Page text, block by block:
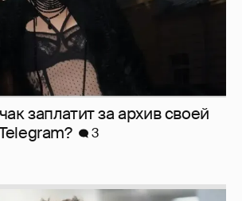
заплатит за архив своей
3